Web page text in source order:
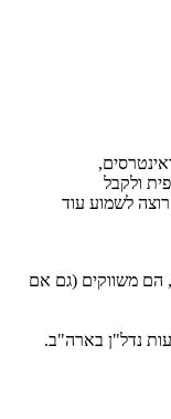
ולקבל
לשמוע עוד
הם משווקים (גם אם